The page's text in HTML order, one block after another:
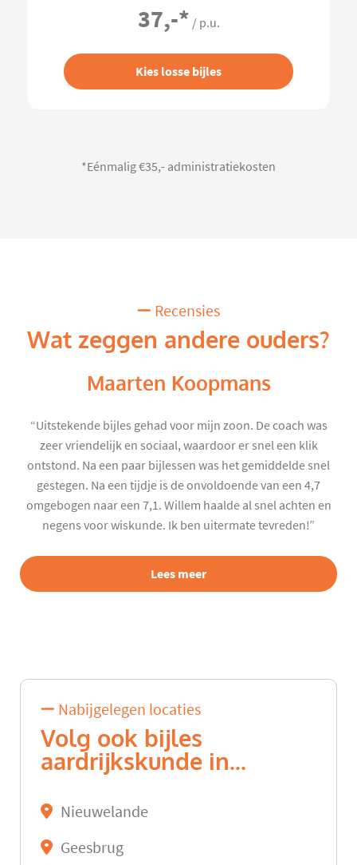
37,-* / p.u.
Kies losse bijles
*Eénmalig €35,- administratiekosten
Recensies
Wat zeggen andere ouders?
Maarten Koopmans
“Uitstekende bijles gehad voor mijn zoon. De coach was
zeer vriendelijk en sociaal, waardoor er snel een klik
ontstond. Na een paar bijlessen was het gemiddelde snel
gestegen. Na een tijdje is de onvoldoende van een 4,7
omgebogen naar een 7,1. Willem haalde al snel achten en
negens voor wiskunde. Ik ben uitermate tevreden!”
Lees meer
Nabijgelegen locaties
Volg ook bijles
aardrijkskunde in...
Nieuwelande
Geesbrug